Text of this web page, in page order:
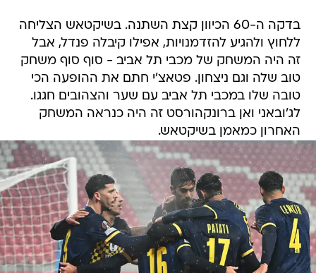
בדקה ה-60 הכיוון קצת השתנה. בשיקטאש הצליחה
ללחוץ ולהגיע להזדמנויות, אפילו קיבלה פנדל, אבל
זה היה המשחק של מכבי תל אביב - סוף סוף משחק
טוב שלה וגם ניצחון. פטאצ'י חתם את ההופעה הכי
טובה שלו במכבי תל אביב עם שער והצהובים חגגו.
לג'ובאני ואן ברונקהורסט זה היה כנראה המשחק
האחרון כמאמן בשיקטאש.